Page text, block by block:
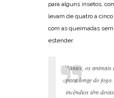
para alguns insetos,
levam de quatro a
com as queimadas
estender.
“Antes, os animais
para longe do
incêndios têm